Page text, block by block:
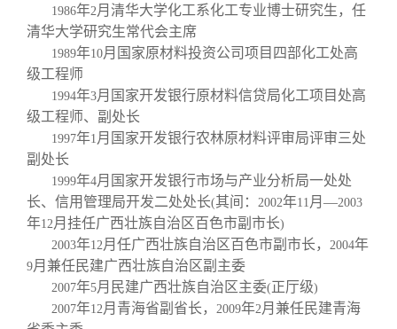
1986年2 月清华大学化工系化工专业博士研究生，任
清华大学研究生常代会主席
1989年10月国家原材料投资公司项目四部化工处高
级工程师
1994年3月国家开发银行原材料信贷局化工项目处高
级工程师、副处长
1997年1 月国家开发银行农林原材料评审局评审三处
副处长
1999年4月国家开发银行市场与产业分析局一处处
长、信用管理局开发二处处长(其间： 2002年11 月—2003
年12 月挂任广西壮族自治区百色市副市长)
2003年12 月任广西壮族自治区百色市副市长， 2004年
9月兼任民建广西壮族自治区副主委
2007年5月民建广西壮族自治区主委(正厅级)
2007年12 月青海省副省长， 2009年2 月兼任民建青海